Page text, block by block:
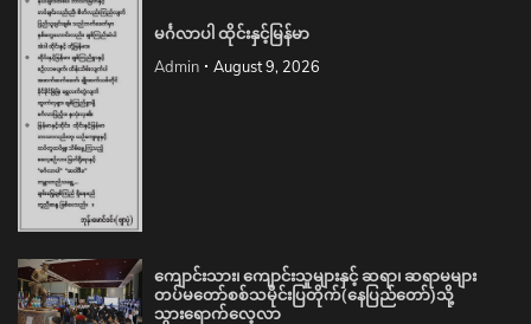
မင်္ဂလာပါ ထိုင်းနှင့်မြန်မာ
Admin August 9, 2026
ကျောင်းသား၊ ကျောင်းသူများနှင့် ဆရာ၊ ဆရာမများ
တပ်မတော်စစ်သမိုင်းပြတိုက်(နေပြည်တော်)သို့
သွားရောက်လေ့လာ